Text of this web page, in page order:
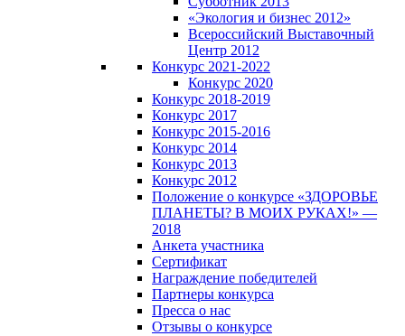
«Экология и бизнес 2012»
Всероссийский Выставочный
Центр 2012
Конкурс 2021-2022
Конкурс 2020
Конкурс 2018-2019
Конкурс 2017
Конкурс 2015-2016
Конкурс 2014
Конкурс 2013
Конкурс 2012
Положение о конкурсе «ЗДОРОВЬЕ
ПЛАНЕТЫ? В МОИХ РУКАХ!» —
2018
Анкета участника
Сертификат
Награждение победителей
Партнеры конкурса
Пресса о нас
Отзывы о конкурсе